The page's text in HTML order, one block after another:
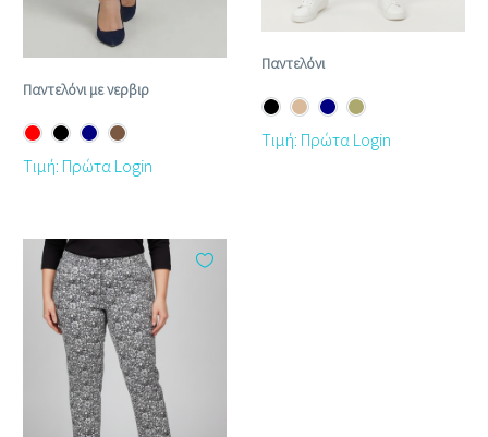
Παντελόνι με νερβιρ
Τιμή: Πρώτα Login
Παντελόνι
Τιμή: Πρώτα Login